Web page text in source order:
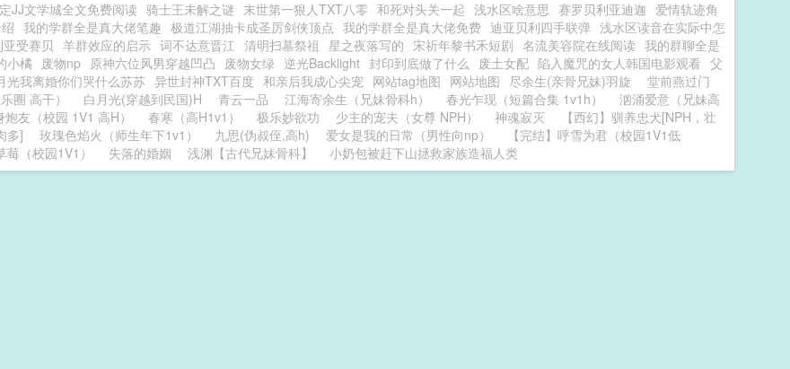
JJ文学城全文免费阅读 骑士王未解之谜 末世第一狠人TXT八零 和死对头关一起 浅水区啥意思 赛罗贝利亚迪迦 爱情轨迹角
我的学群全是真大佬笔趣 极道江湖抽卡成圣厉剑侠顶点 我的学群全是真大佬免费 迪亚贝利四手联弹 浅水区读音在实际中怎
亚受赛贝 羊群效应的启示 词不达意晋江 清明扫墓祭祖 星之夜落写的 宋祈年黎书禾短剧 名流美容院在线阅读 我的群聊全是
小橘
废物np 原神六位风男穿越凹凸 废物女绿 逆光Backlight 封印到底做了什么 废土女配 陷入魔咒的女人韩国电影观看 父
光我离婚你们哭什么苏苏 异世封神TXT百度 和亲后我成心尖宠 网站tag地图 网站地图 尽余生(亲骨兄妹)羽旋
堂前燕过门
圈 高干）
白月光(穿越到民国)H 青云一品 江海寄余生（兄妹骨科h） 春光乍现（短篇合集 1v1h）
汹涌爱意（兄妹高
炮友（校园 1V1 高H） 春寒（高H1v1） 极乐妙欲功 少主的宠夫（女尊 NPH） 神魂寂灭
【西幻】驯养忠犬[NPH，壮
多]
玫瑰色焰火（师生年下1v1） 九思(伪叔侄,高h) 爱女是我的日常（男性向np）
【完结】呼雪为君（校园1V1低
莓（校园1V1） 失落的婚姻 浅渊【古代兄妹骨科】 小奶包被赶下山拯救家族造福人类